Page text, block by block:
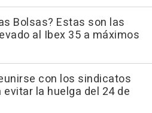
Bolsas? Estas son las
al Ibex 35 a máximos
con los sindicatos
la huelga del 24 de